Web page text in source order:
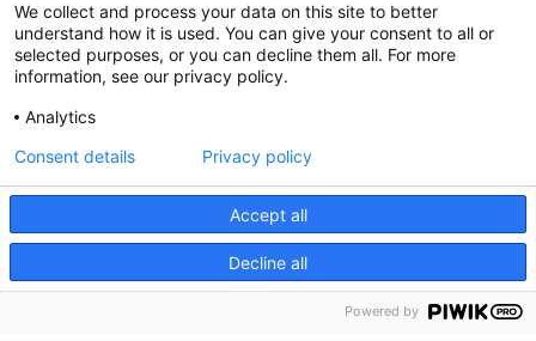
@CGTCatalunya
cgtcatalunya
CGTCatalunya
cgtcatalunya
Desenvolupat per
We collect and process your data on this site to better
understand how it is used. You can give your consent to all or
selected purposes, or you can decline them all. For more
information, see our privacy policy.
Analytics
Accept all
Decline all
Consent details Privacy policy
Powered by